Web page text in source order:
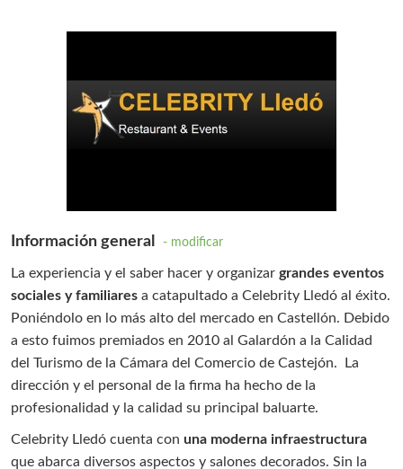
Información general - modificar
La experiencia y el saber hacer y organizar grandes eventos
sociales y familiares a catapultado a Celebrity Lledó al éxito.
Poniéndolo en lo más alto del mercado en Castellón. Debido
a esto fuimos premiados en 2010 al Galardón a la Calidad
del Turismo de la Cámara del Comercio de Castejón. La
dirección y el personal de la firma ha hecho de la
profesionalidad y la calidad su principal baluarte.
Celebrity Lledó cuenta con una moderna infraestructura
que abarca diversos aspectos y salones decorados. Sin la